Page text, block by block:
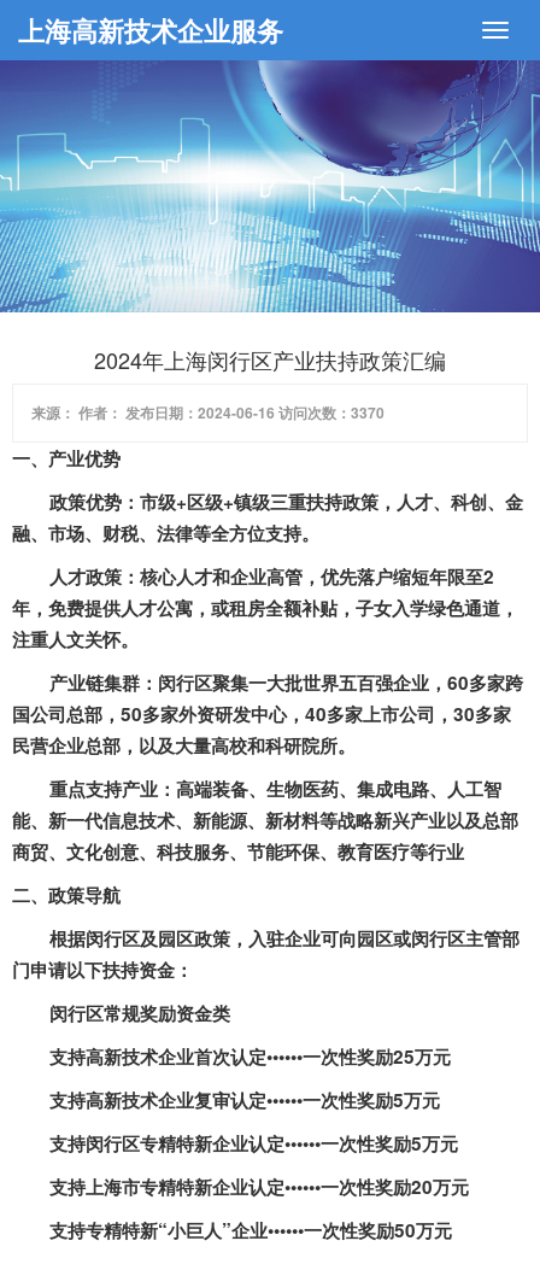
上海高新技术企业服务
2024年上海闵行区产业扶持政策汇编
来源： 作者： 发布日期：2024-06-16 访问次数：3370
一、产业优势
政策优势：市级+区级+镇级三重扶持政策，人才、科创、金
融、市场、财税、法律等全方位支持。
人才政策：核心人才和企业高管，优先落户缩短年限至2
年，免费提供人才公寓，或租房全额补贴，子女入学绿色通道，
注重人文关怀。
产业链集群：闵行区聚集一大批世界五百强企业， 60多家跨
国公司总部， 50多家外资研发中心， 40多家上市公司， 30多家
民营企业总部，以及大量高校和科研院所。
重点支持产业：高端装备、生物医药、集成电路、人工智
能、新一代信息技术、新能源、新材料等战略新兴产业以及总部
商贸、文化创意、科技服务、节能环保、教育医疗等行业
二、政策导航
根据闵行区及园区政策，入驻企业可向园区或闵行区主管部
门申请以下扶持资金：
闵行区常规奖励资金类
支持高新技术企业首次认定••••••一次性奖励25万元
支持高新技术企业复审认定••••••一次性奖励5万元
支持闵行区专精特新企业认定••••••一次性奖励5万元
支持上海市专精特新企业认定••••••一次性奖励20万元
支持专精特新“小巨人”企业••••••一次性奖励50万元